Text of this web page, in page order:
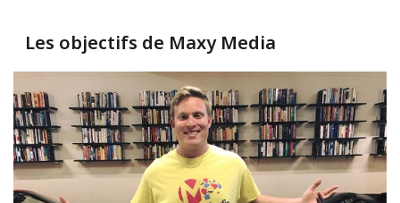
Les objectifs de Maxy Media